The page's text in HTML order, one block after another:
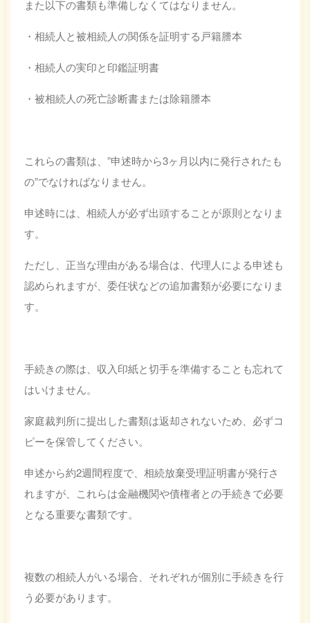
また以下の書類も準備しなくてはなりません。
・相続人と被相続人の関係を証明する戸籍謄本
・相続人の実印と印鑑証明書
・被相続人の死亡診断書または除籍謄本
これらの書類は、”申述時から3ヶ月以内に発行されたも
の”でなければなりません。
申述時には、相続人が必ず出頭することが原則となりま
す。
ただし、正当な理由がある場合は、代理人による申述も
認められますが、委任状などの追加書類が必要になりま
す。
手続きの際は、収入印紙と切手を準備することも忘れて
はいけません。
家庭裁判所に提出した書類は返却されないため、必ずコ
ピーを保管してください。
申述から約2週間程度で、相続放棄受理証明書が発行さ
れますが、これらは金融機関や債権者との手続きで必要
となる重要な書類です。
複数の相続人がいる場合、それぞれが個別に手続きを行
う必要があります。